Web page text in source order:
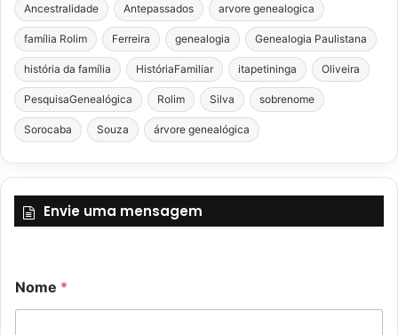
Ancestralidade Antepassados arvore genealogica
família Rolim Ferreira genealogia Genealogia Paulistana
história da família HistóriaFamiliar itapetininga Oliveira
PesquisaGenealógica Rolim Silva sobrenome
Sorocaba Souza árvore genealógica
Envie uma mensagem
Nome *